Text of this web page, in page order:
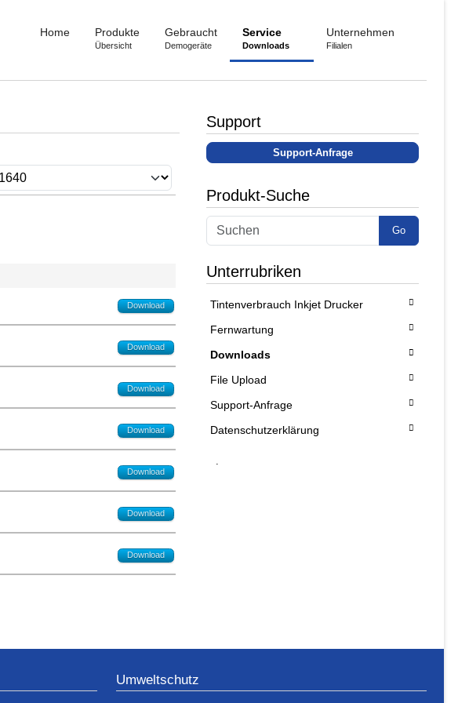
Home Produkte
Übersicht
Gebraucht
Demogeräte
Service
Downloads
Unternehmen
Filialen
Download
Download
Download
Download
Download
Download
Download
Support
Support-Anfrage
Produkt-Suche
Go
Unterrubriken
Tintenverbrauch Inkjet Drucker
Fernwartung
Downloads
File Upload
Support-Anfrage
Datenschutzerklärung
Umweltschutz